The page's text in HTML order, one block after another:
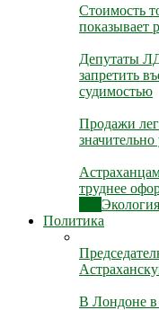
Стоимость
показывает
Депутаты
запретить
судимостью
Продажи
труднее
Экология
Политика
В Лондоне в